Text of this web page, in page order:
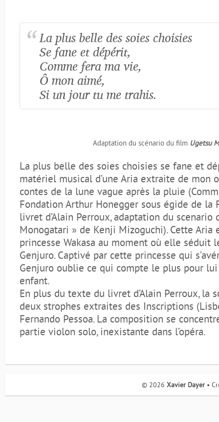
La plus belle des soies choisies
Se fane et dépérit,
Comme fera ma vie,
Ô mon aimé,
Si un jour tu me trahis.
Adaptation du scénario du film Ugetsu
La plus belle des soies choisies se fane et
matériel musical d’une Aria extraite de mon
contes de la lune vague après la pluie
Fondation Arthur Honegger sous égide de la
livret d’Alain Perroux, adaptation du scenario
Monogatari » de Kenji Mizoguchi). Cette Aria
princesse Wakasa au moment où elle séduit
Genjuro. Captivé par cette princesse qui
Genjuro oublie ce qui compte le plus pour
enfant.
En plus du texte du livret d’Alain Perroux, la
deux strophes extraites des Inscriptions
Fernando Pessoa. La composition se
partie violon solo, inexistante dans l’opéra.
© 2026 Xavier Dayer •